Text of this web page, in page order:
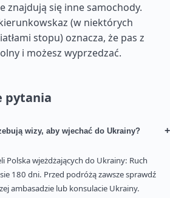
znajdują się inne samochody.
(w niektórych
stopu) oznacza, że pas z
i możesz wyprzedzać.
pytania
wizy, aby wjechać do Ukrainy? +
Polska wjeżdżających do Ukrainy: Ruch
180 dni. Przed podróżą zawsze sprawdź
ambasadzie lub konsulacie Ukrainy.